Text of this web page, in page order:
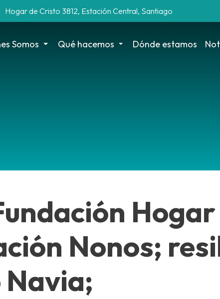
Hogar de Cristo 3812, Estación Central, Santiago
Somos Qué hacemos Dónde estamos
Nonos;